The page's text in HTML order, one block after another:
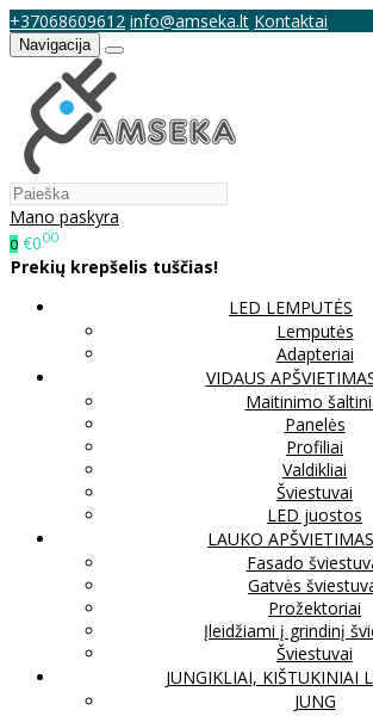
+37068609612 info@amseka.lt Kontaktai
Navigacija
Mano paskyra
0 €000
Prekių krepšelis tuščias!
LED LEMPUTĖS
Lemputės
Adapteriai
VIDAUS
Maitinimo
Panelės
Profiliai
Valdikliai
Šviestuvai
LED juostos
LAUKO APŠVIETIMAS
Fasado
Gatvės
Prožektoriai
Įleidžiami į grindinį
Šviestuvai
JUNGIKLIAI, KIŠTUKINIAI
JUNG